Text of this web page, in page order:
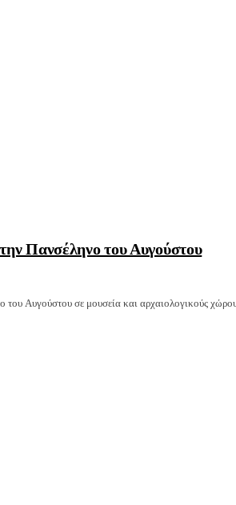
Πανσέληνο του Αυγούστου
Αυγούστου σε μουσεία και αρχαιολογικούς